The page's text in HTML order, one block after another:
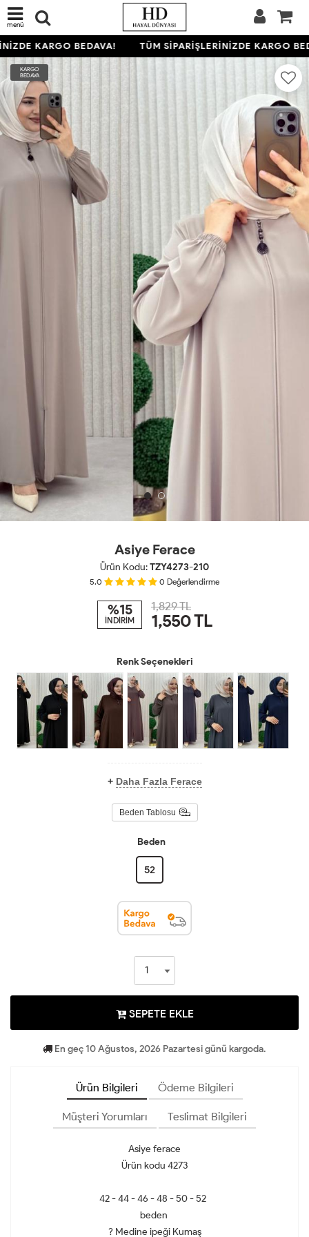
menü
KARGO BEDAVA! TÜM SİPARİŞLERİNİZDE KARGO
KARGO
BEDAVA
Asiye Ferace
Ürün Kodu:TZY4273-210
5.0 0 Değerlendirme
%15
İNDİRİM
1,829 TL
1,550TL
Renk Seçenekleri
+ Daha Fazla Ferace
Beden Tablosu
Beden
52
SEPETE EKLE
En geç 10 Ağustos, 2026 Pazartesi günü kargoda.
Ürün Bilgileri Ödeme Bilgileri
Müşteri Yorumları Teslimat Bilgileri
Asiye ferace
Ürün kodu 4273
42 - 44 - 46 - 48 - 50 - 52
beden
? Medine ipeği Kumaş